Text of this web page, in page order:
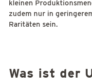
kleinen
zudem nur in
Raritäten sein.
Was ist der